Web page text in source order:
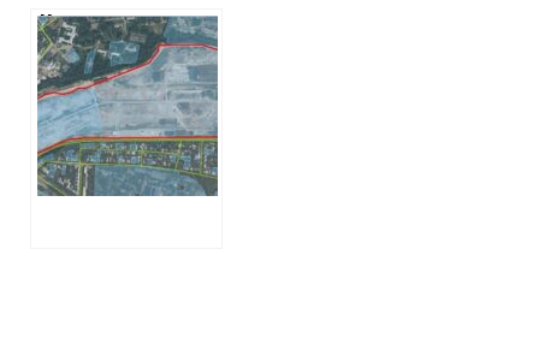
Кооперативи
повернули місту
землю вартістю
півміьярда
гривень, яку
безкоштовно
виділили
оточенню